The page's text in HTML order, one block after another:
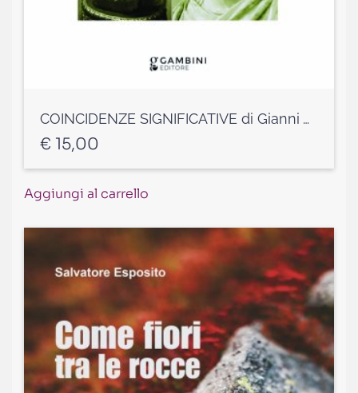
COINCIDENZE SIGNIFICATIVE di Gianni Vianello
€ 15,00
Aggiungi al carrello